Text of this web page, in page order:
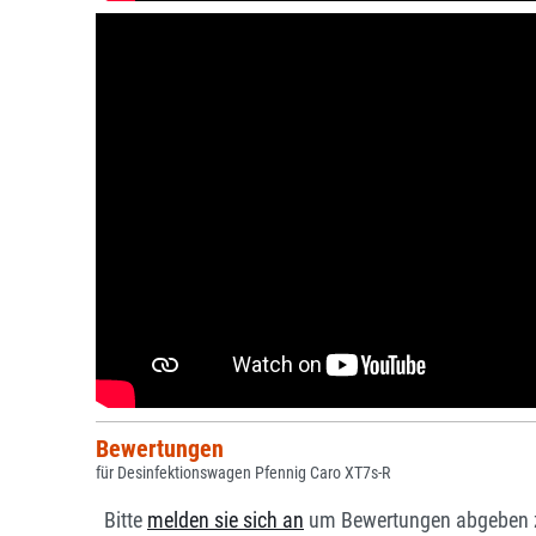
Bewertungen
für Desinfektionswagen Pfennig Caro XT7s-R
Bitte melden sie sich an um Bewertungen abgeben